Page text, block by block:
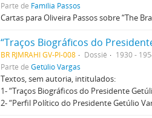
Parte de Família Passos
Cartas para Oliveira Passos sobre “The
“Traços Biográficos do
BR RJMRAHI GV-PI-008 Dossiê
1930 -
Parte de Getúlio Vargas
Textos, sem autoria, intitulados:
1- “Traços Biográficos do Presidente
2- “Perfil Político do Presidente Getúlio